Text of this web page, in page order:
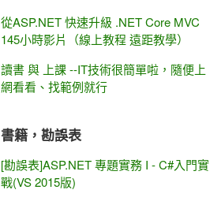
從ASP.NET 快速升級 .NET Core MVC
145小時影片（線上教程 遠距教學）
讀書 與 上課 --IT技術很簡單啦，隨便上
網看看、找範例就行
書籍，勘誤表
[勘誤表]ASP.NET 專題實務 I - C#入門實
戰(VS 2015版)